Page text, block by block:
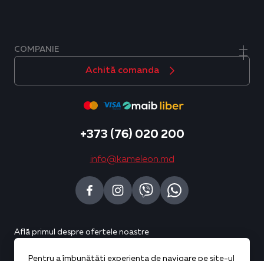
COMPANIE
Află primul despre ofertele noastre
Achită comanda
+373 (76) 020 200
info@kameleon.md
Pentru a îmbunătăți experiența de navigare pe site-ul